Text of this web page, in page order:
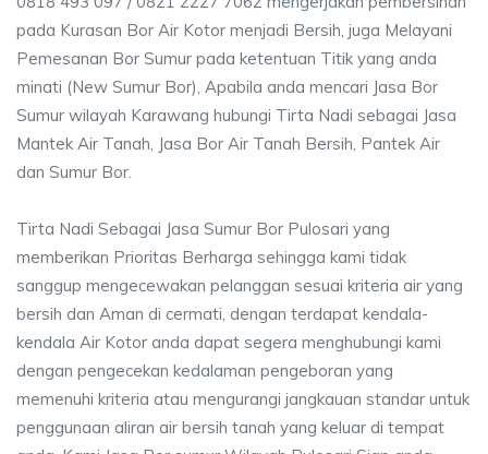
pada Kurasan Bor Air Kotor menjadi Bersih, juga Melayani
Pemesanan Bor Sumur pada ketentuan Titik yang anda
minati (New Sumur Bor), Apabila anda mencari Jasa Bor
Sumur wilayah Karawang hubungi Tirta Nadi sebagai Jasa
Mantek Air Tanah, Jasa Bor Air Tanah Bersih, Pantek Air
dan Sumur Bor.
Tirta Nadi Sebagai Jasa Sumur Bor Pulosari yang
memberikan Prioritas Berharga sehingga kami tidak
sanggup mengecewakan pelanggan sesuai kriteria air yang
bersih dan Aman di cermati, dengan terdapat kendala-
kendala Air Kotor anda dapat segera menghubungi kami
dengan pengecekan kedalaman pengeboran yang
memenuhi kriteria atau mengurangi jangkauan standar untuk
penggunaan aliran air bersih tanah yang keluar di tempat